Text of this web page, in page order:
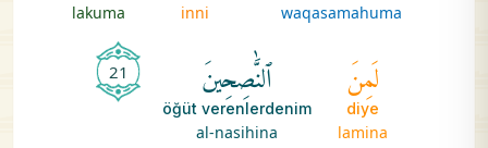
waqasamahuma
inni
lakuma
لَمِنَ
diye
lamina
ٱلنَّٰصِحِينَ
öğüt verenlerdenim
al-nasihina
21